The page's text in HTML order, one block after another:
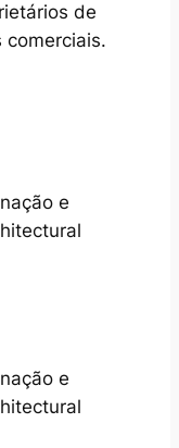
de
comerciais.
e
e